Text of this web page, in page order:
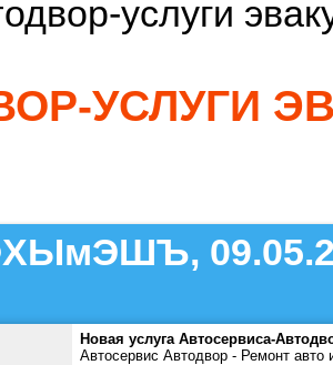
услуги
УСЛУГИ
Новая услуга Автосервиса-
Автосервис Автодвор - Ремонт